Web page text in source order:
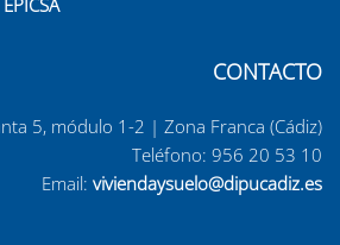
EPICSA
CONTACTO
5, módulo 1-2 | Zona Franca (Cádiz)
Teléfono: 956 20 53 10
Email: viviendaysuelo@dipucadiz.es